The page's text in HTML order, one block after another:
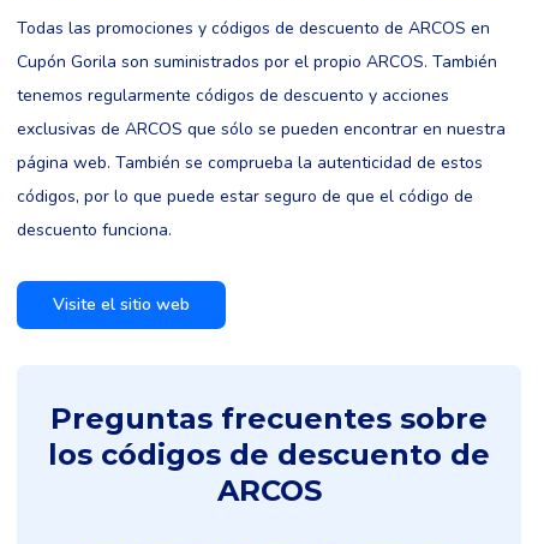
Todas las promociones y códigos de descuento de ARCOS en
Cupón Gorila son suministrados por el propio ARCOS. También
tenemos regularmente códigos de descuento y acciones
exclusivas de ARCOS que sólo se pueden encontrar en nuestra
página web. También se comprueba la autenticidad de estos
códigos, por lo que puede estar seguro de que el código de
descuento funciona.
Visite el sitio web
Preguntas frecuentes sobre
los códigos de descuento de
ARCOS